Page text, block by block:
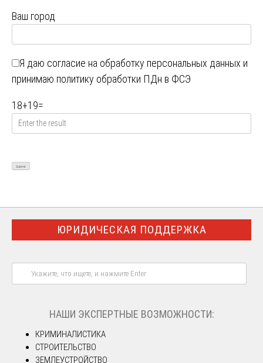
Ваш город
Я даю согласие на обработку персональных данных и
принимаю политику обработки ПДн в ФСЭ
18+19=
ЮРИДИЧЕСКАЯ ПОДДЕРЖКА
НАШИ ЭКСПЕРТНЫЕ ВОЗМОЖНОСТИ:
КРИМИНАЛИСТИКА
СТРОИТЕЛЬСТВО
ЗЕМЛЕУСТРОЙСТВО